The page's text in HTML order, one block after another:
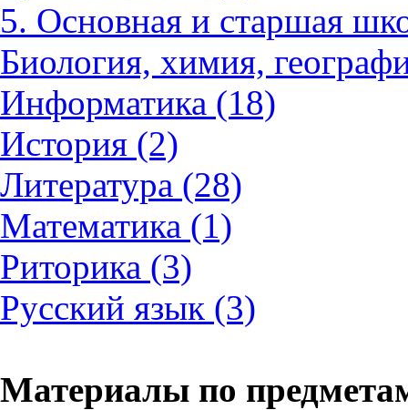
5. Основная и старшая
Биология, химия,
Информатика (18)
История (2)
Литература (28)
Математика (1)
Риторика (3)
Русский язык (3)
Материалы по